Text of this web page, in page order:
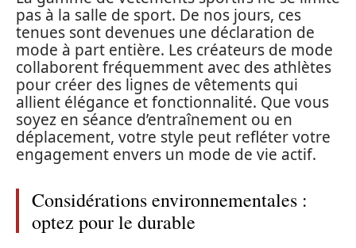
pas à la salle de sport. De nos jours, ces
tenues sont devenues une déclaration de
mode à part entière. Les créateurs de mode
collaborent fréquemment avec des athlètes
pour créer des lignes de vêtements qui
allient élégance et fonctionnalité. Que vous
soyez en séance d’entraînement ou en
déplacement, votre style peut refléter votre
engagement envers un mode de vie actif.
Considérations environnementales :
optez pour le durable